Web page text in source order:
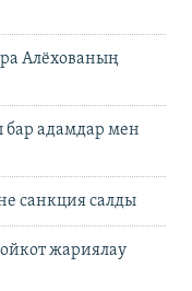
Алёхованың
бар адамдар мен
санкция салды
жариялау